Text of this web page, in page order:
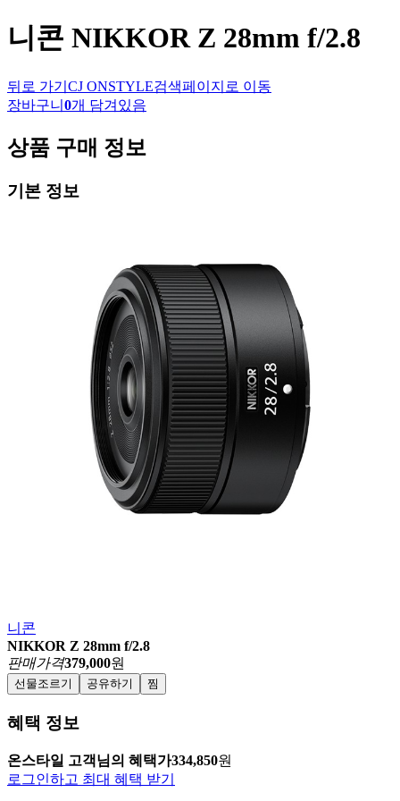
니콘 NIKKOR Z 28mm f/2.8
뒤로 가기 CJ ONSTYLE검색페이지로 이동
장바구니 0개 담겨있음
상품 구매 정보
기본 정보
니콘
NIKKOR Z 28mm f/2.8
판매가격379,000원
선물조르기 공유하기 찜
혜택 정보
온스타일 고객님의 혜택가334,850원
로그인하고 최대 혜택 받기